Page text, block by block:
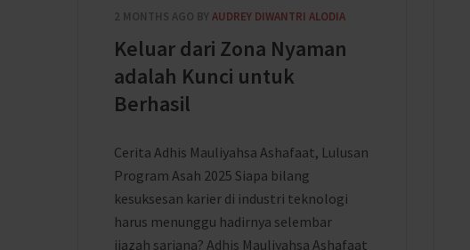
2 MONTHS AGO BY AUDREY DIWANTRI ALODIA
Keluar dari Zona Nyaman
adalah Kunci untuk
Berhasil
Cerita Adhis Mauliyahsa Ashafaat, Lulusan
Program Asah 2025 Siapa bilang
kesuksesan karier di industri teknologi
harus menunggu hadirnya selembar
ijazah sarjana? Adhis Mauliyahsa Ashafaat